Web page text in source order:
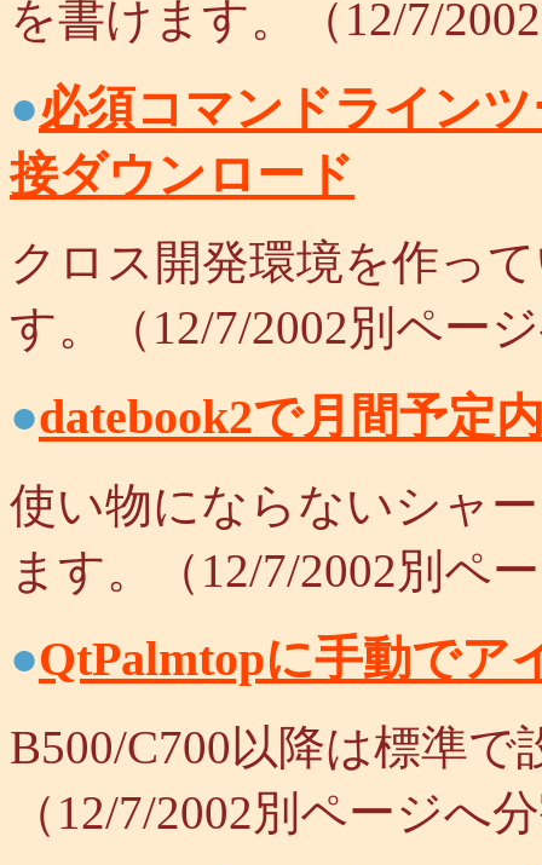
を書けます。（12/7/
●必須コマンドライン
接ダウンロード
クロス開発環境を作っ
す。（12/7/2002別ペー
●datebook2で月間予定
使い物にならないシャ
ます。（12/7/2002別ペ
●QtPalmtopに手動でア
B500/C700以降は標準
（12/7/2002別ページへ